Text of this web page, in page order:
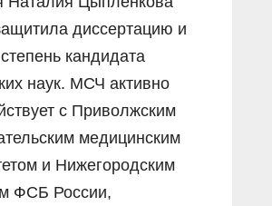
диссертацию и
кандидата
наук. МСЧ активно
с Приволжским
медицинским
и Нижегородским
ФСБ России,